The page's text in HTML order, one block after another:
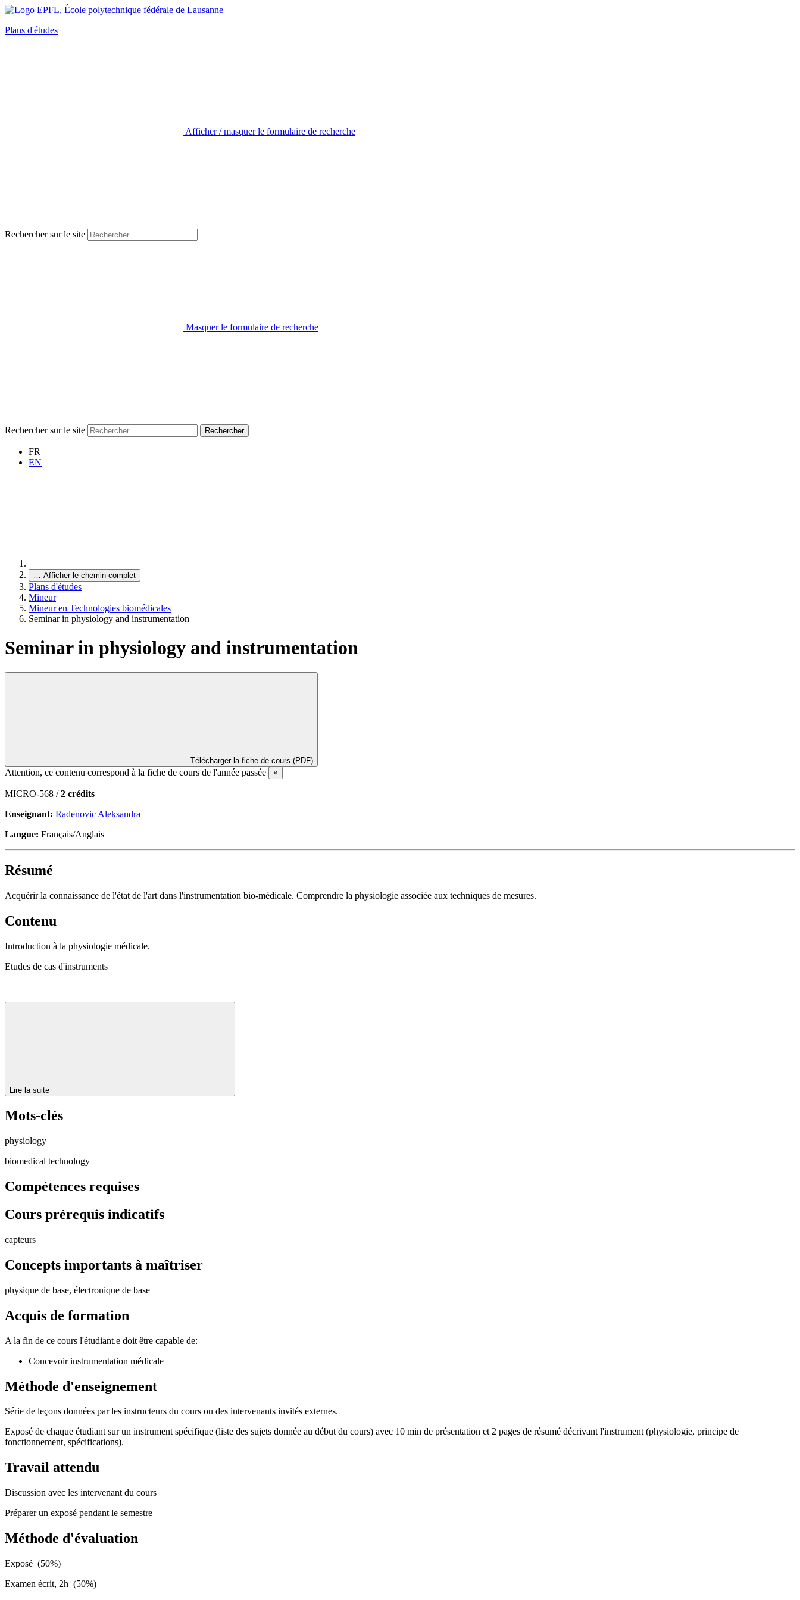
Plans d'études
Afficher / masquer le formulaire de recherche
Rechercher sur le site
Masquer le formulaire de recherche
Rechercher sur le site Rechercher
FR
EN
… Afficher le chemin complet
Plans d'études
Mineur
Mineur en Technologies biomédicales
Seminar in physiology and instrumentation
Seminar in physiology and instrumentation
Télécharger la fiche de cours (PDF)
Attention, ce contenu correspond à la fiche de cours de l'année passée ×
MICRO-568 /2 crédits
Enseignant: Radenovic Aleksandra
Langue: Français/Anglais
Résumé
Acquérir la connaissance de l'état de l'art dans l'instrumentation bio-médicale. Comprendre la physiologie associée aux techniques de mesures.
Contenu
Introduction à la physiologie médicale.
Etudes de cas d'instruments
Lire la suite
Mots-clés
physiology
biomedical technology
Compétences requises
Cours prérequis indicatifs
capteurs
Concepts importants à maîtriser
physique de base, électronique de base
Acquis de formation
A la fin de ce cours l'étudiant.e doit être capable de:
Concevoir instrumentation médicale
Méthode d'enseignement
Série de leçons données par les instructeurs du cours ou des intervenants invités externes.
Exposé de chaque étudiant sur un instrument spécifique (liste des sujets donnée au début du cours) avec 10 min de présentation et 2 pages de résumé décrivant l'instrument (physiologie, principe de
fonctionnement, spécifications).
Travail attendu
Discussion avec les intervenant du cours
Préparer un exposé pendant le semestre
Méthode d'évaluation
Exposé (50%)
Examen écrit, 2h (50%)